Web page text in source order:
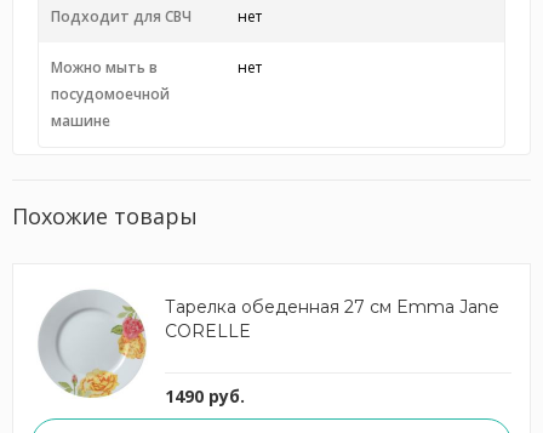
Подходит для СВЧ нет
Можно мыть в
посудомоечной
машине
нет
Похожие товары
Тарелка обеденная 27 см Emma Jane
CORELLE
1490 руб.